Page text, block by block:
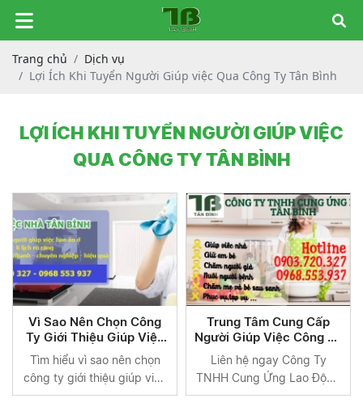
Trang chủ
Dịch vụ
Lợi Ích Khi Tuyển Người Giúp việc Qua Công Ty Tân Bình
LỢI ÍCH KHI TUYỂN NGƯỜI GIÚP VIỆC
QUA CÔNG TY TÂN BÌNH
Vì Sao Nên Chọn Công
Ty Giới Thiệu Giúp Việc
Uy Tín- 0903720327
Giupviecnhatanbinh.vn
Tìm hiểu vì sao nên chọn
công ty giới thiệu giúp việc
thay vì tự tìm. Phân tích lợi
Trung Tâm Cung Cấp
Người Giúp Việc Công Ty
Tân Bình 0903720327
Liên hệ ngay Công Ty
TNHH Cung Ứng Lao Động
Tân Bình qua số điện thoại